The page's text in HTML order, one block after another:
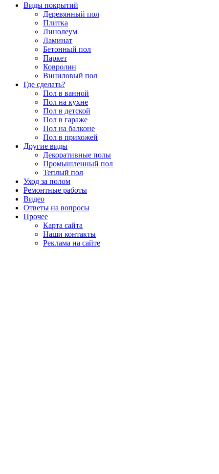
Виды покрытий
Деревянный пол
Плитка
Линолеум
Ламинат
Бетонный пол
Паркет
Ковролин
Виниловый пол
Где сделать?
Пол в ванной
Пол на кухне
Пол в детской
Пол в гараже
Пол на балконе
Пол в прихожей
Другие виды
Декоративные полы
Промышленный пол
Теплый пол
Уход за полом
Ремонтные работы
Видео
Ответы на вопросы
Прочее
Карта сайта
Наши контакты
Реклама на сайте